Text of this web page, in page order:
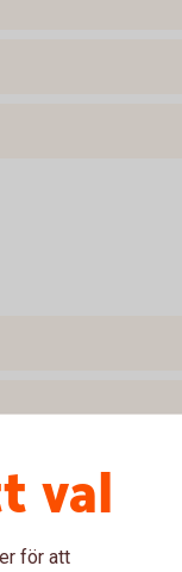
val
för att